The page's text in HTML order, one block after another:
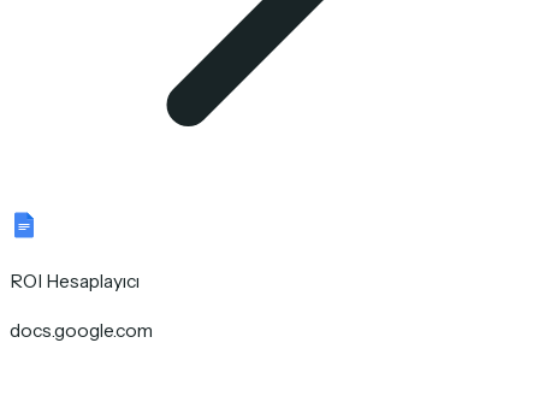
ROI Hesaplayıcı
docs.google.com